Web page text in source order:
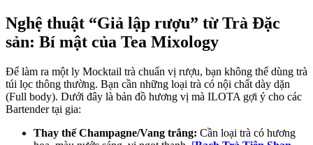
Nghệ thuật “Giả lập rượu” từ Trà Đặc
sản: Bí mật của Tea Mixology
Để làm ra một ly Mocktail trà chuẩn vị rượu, bạn không thể dùng trà
túi lọc thông thường. Bạn cần những loại trà có nội chất dày dặn
(Full body). Dưới đây là bản đồ hương vị mà ILOTA gợi ý cho các
Bartender tại gia:
Thay thế Champagne/Vang trắng: Cần loại trà có hương